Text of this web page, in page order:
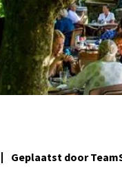
Geplaatst door